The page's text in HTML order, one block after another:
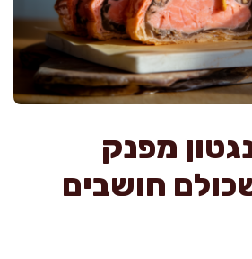
מפנק
חושבים